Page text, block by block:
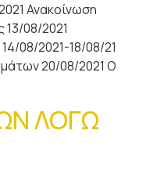
Ανακοίνωση
08/2021
08/2021-18/08/21
20/08/2021 Ο
ΛΟΓΩ